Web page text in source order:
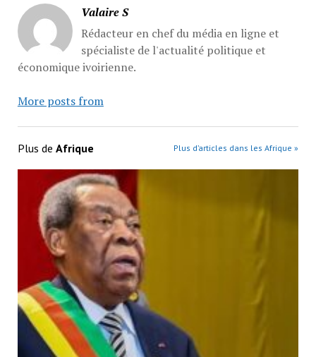
Valaire S
Rédacteur en chef du média en ligne et
spécialiste de l'actualité politique et
économique ivoirienne.
More posts from
Plus de Afrique Plus d’articles dans les Afrique »